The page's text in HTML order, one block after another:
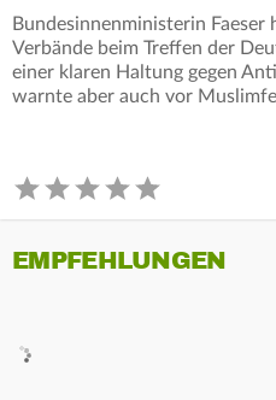
Bundesinnenministerin Faeser
Verbände beim Treffen der
einer klaren Haltung gegen
warnte aber auch vor
EMPFEHLUNGEN